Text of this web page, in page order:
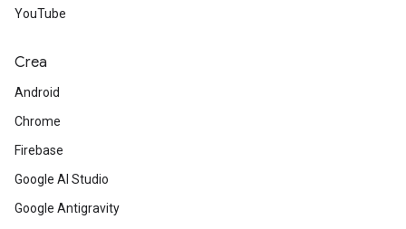
YouTube
Crea
Android
Chrome
Firebase
Google AI Studio
Google Antigravity